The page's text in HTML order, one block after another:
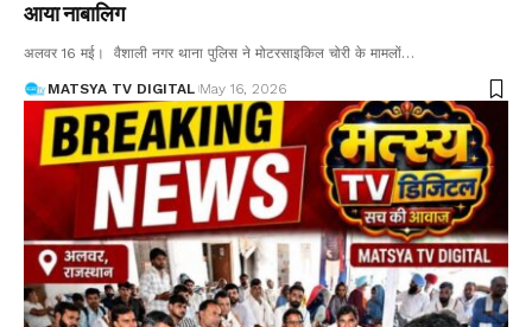
आया नाबालिग
अलवर 16 मई। वैशाली नगर थाना पुलिस ने मोटरसाइकिल चोरी के मामलों…
MATSYA TV DIGITAL May 16, 2026